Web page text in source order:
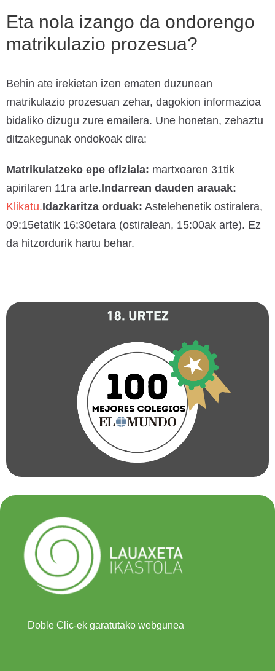
Eta nola izango da ondorengo
matrikulazio prozesua?
Behin ate irekietan izen ematen duzunean
matrikulazio prozesuan zehar, dagokion informazioa
bidaliko dizugu zure emailera. Une honetan, zehaztu
ditzakegunak ondokoak dira:
Matrikulatzeko epe ofiziala: martxoaren 31tik
apirilaren 11ra arte.Indarrean dauden arauak:
Klikatu.Idazkaritza orduak: Astelehenetik ostiralera,
09:15etatik 16:30etara (ostiralean, 15:00ak arte). Ez
da hitzordurik hartu behar.
Doble Clic-ek garatutako webgunea